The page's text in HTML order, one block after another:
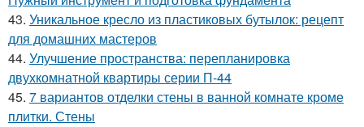
43. Уникальное кресло из пластиковых бутылок: рецепт
для домашних мастеров
44. Улучшение пространства: перепланировка
двухкомнатной квартиры серии П-44
45. 7 вариантов отделки стены в ванной комнате кроме
плитки. Стены